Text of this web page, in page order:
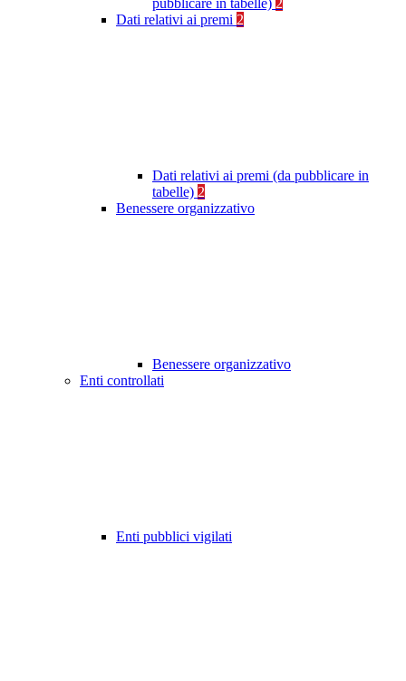
pubblicare in tabelle) 2
Dati relativi ai premi 2
Dati relativi ai premi (da pubblicare in
tabelle) 2
Benessere organizzativo
Benessere organizzativo
Enti controllati
Enti pubblici vigilati